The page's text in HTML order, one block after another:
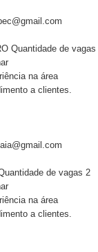
Quantidade de vagas
na área
a clientes.
de vagas 2
na área
a clientes.